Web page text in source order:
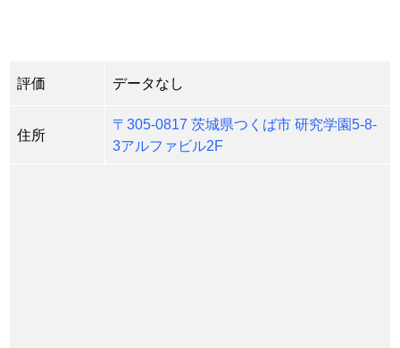
評価 データなし
住所
〒305-0817 茨城県つくば市 研究学園5-8-
3アルファビル2F